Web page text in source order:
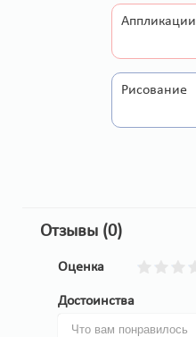
Аппликации
Рисование
Отзывы (0)
Оценка
Достоинства